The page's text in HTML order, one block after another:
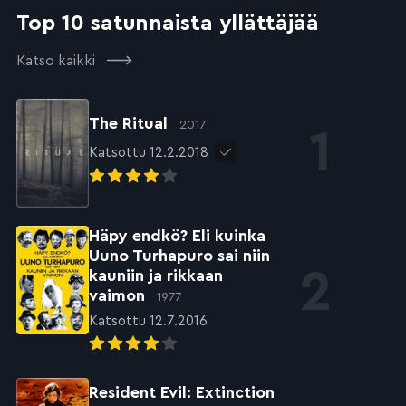
Top 10 satunnaista yllättäjää
Katso kaikki
The Ritual 2017
Katsottu 12.2.2018
Häpy endkö? Eli kuinka
Uuno Turhapuro sai niin
kauniin ja rikkaan
vaimon
1977
Katsottu 12.7.2016
Resident Evil: Extinction